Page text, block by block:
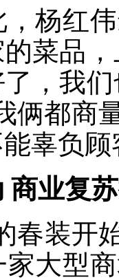
红伟
菜品
，我
俩都商
辜负
业复苏
装开始
大型